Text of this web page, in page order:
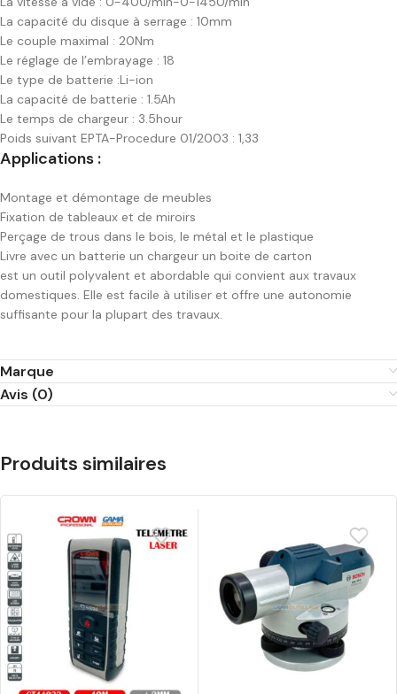
La capacité du disque à serrage : 10mm
Le couple maximal : 20Nm
Le réglage de l’embrayage : 18
Le type de batterie :Li-ion
La capacité de batterie : 1.5Ah
Le temps de chargeur : 3.5hour
Poids suivant EPTA-Procedure 01/2003 : 1,33
Applications :
Montage et démontage de meubles
Fixation de tableaux et de miroirs
Perçage de trous dans le bois, le métal et le plastique
Livre avec un batterie un chargeur un boite de carton
est un outil polyvalent et abordable qui convient aux travaux
domestiques. Elle est facile à utiliser et offre une autonomie
suffisante pour la plupart des travaux.
Marque
Avis (0)
Produits similaires